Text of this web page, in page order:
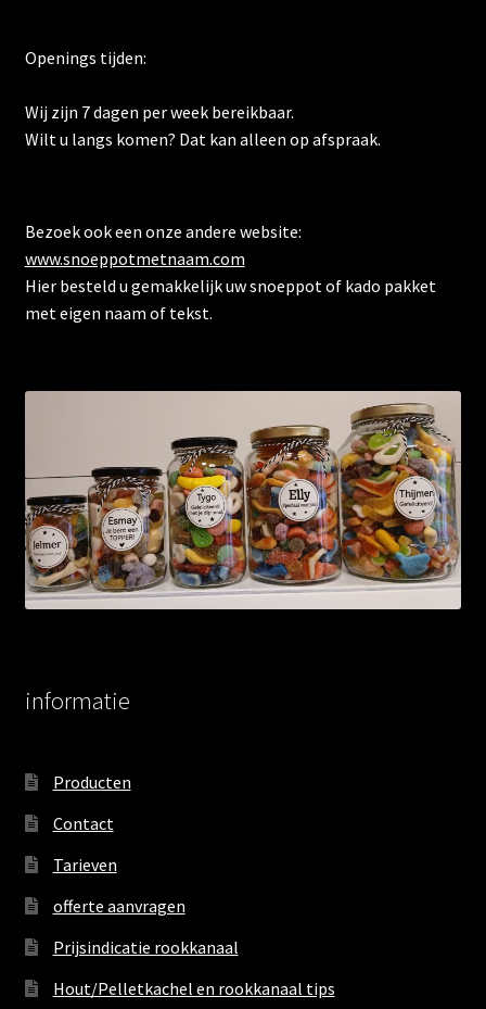
Openings tijden:
Wij zijn 7 dagen per week bereikbaar.
Wilt u langs komen? Dat kan alleen op afspraak.
Bezoek ook een onze andere website:
www.snoeppotmetnaam.com
Hier besteld u gemakkelijk uw snoeppot of kado pakket
met eigen naam of tekst.
informatie
Producten
Contact
Tarieven
offerte aanvragen
Prijsindicatie rookkanaal
Hout/Pelletkachel en rookkanaal tips